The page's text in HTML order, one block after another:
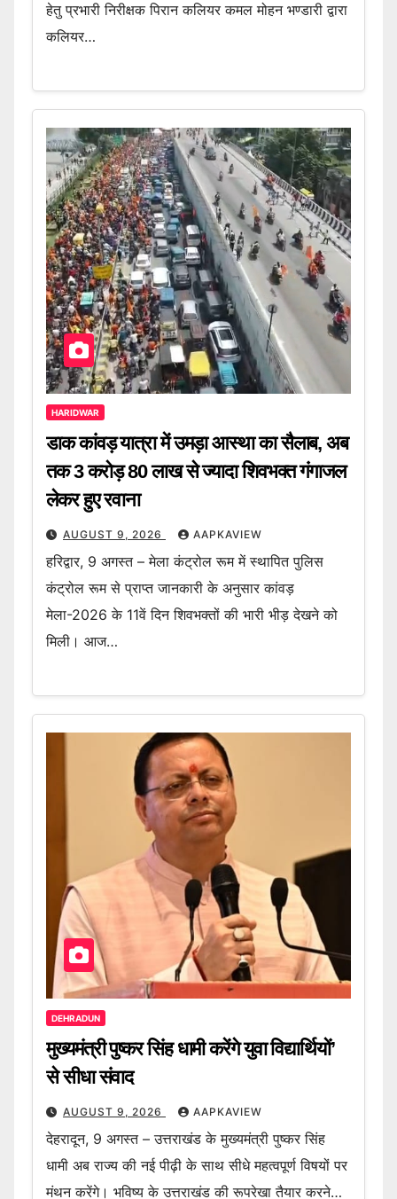
हेतु प्रभारी निरीक्षक पिरान कलियर कमल मोहन भण्डारी द्वारा
कलियर…
HARIDWAR
डाक कांवड़ यात्रा में उमड़ा आस्था का सैलाब, अब
तक 3 करोड़ 80 लाख से ज्यादा शिवभक्त गंगाजल
लेकर हुए रवाना
AUGUST 9, 2026 AAPKAVIEW
हरिद्वार, 9 अगस्त – मेला कंट्रोल रूम में स्थापित पुलिस
कंट्रोल रूम से प्राप्त जानकारी के अनुसार कांवड़
मेला-2026 के 11वें दिन शिवभक्तों की भारी भीड़ देखने को
मिली। आज…
DEHRADUN
मुख्यमंत्री पुष्कर सिंह धामी करेंगे युवा विद्यार्थियों’
से सीधा संवाद
AUGUST 9, 2026 AAPKAVIEW
देहरादून, 9 अगस्त – उत्तराखंड के मुख्यमंत्री पुष्कर सिंह
धामी अब राज्य की नई पीढ़ी के साथ सीधे महत्वपूर्ण विषयों पर
मंथन करेंगे। भविष्य के उत्तराखंड की रूपरेखा तैयार करने…